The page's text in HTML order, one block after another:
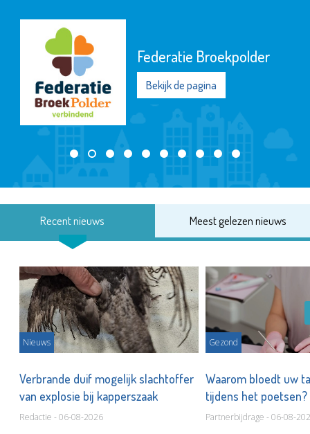
Federatie Broekpolder
Bekijk de pagina
Recent nieuws Meest gelezen nieuws
Nieuws
Verbrande duif mogelijk slachtoffer
van explosie bij kapperszaak
Redactie - 06-08-2026
Gezond
Waarom bloedt uw
tijdens het poetsen?
Partnerbijdrage - 06-08-